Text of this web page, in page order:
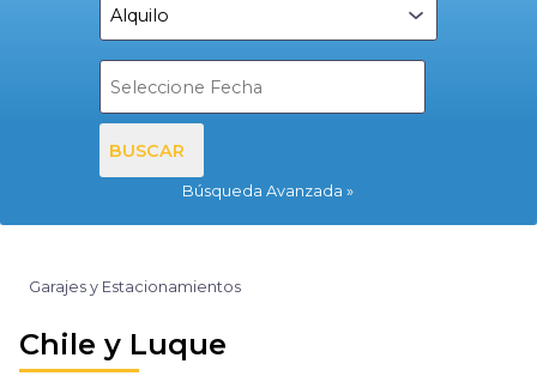
BUSCAR
Búsqueda Avanzada
Garajes y Estacionamientos
Chile y Luque